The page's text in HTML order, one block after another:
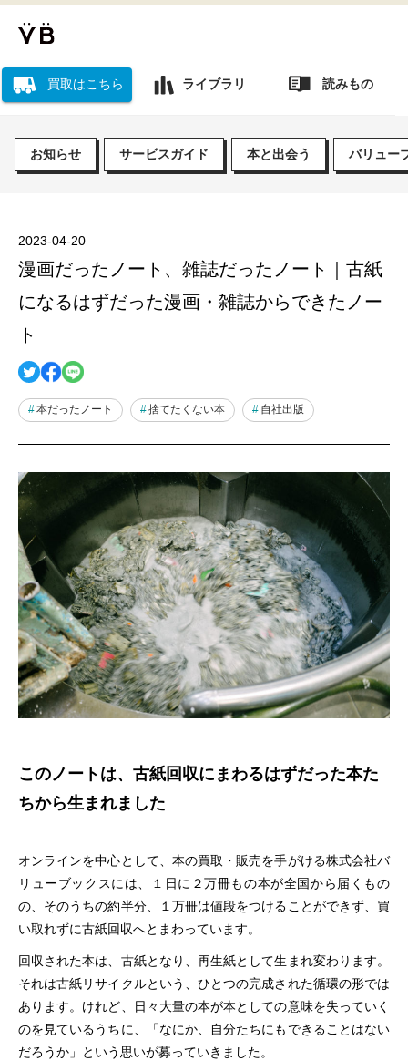
買取はこちら ライブラリ 読みもの
お知らせ サービスガイド 本と出会う バリュー
2023-04-20
漫画だったノート、雑誌だったノート｜古紙
になるはずだった漫画・雑誌からできたノー
ト
本だったノート 捨てたくない本 自社出版
このノートは、古紙回収にまわるはずだった本た
ちから生まれました
オンラインを中心として、本の買取・販売を手がける株式会社バ
リューブックスには、１日に２万冊もの本が全国から届くもの
の、そのうちの約半分、１万冊は値段をつけることができず、買
い取れずに古紙回収へとまわっています。
回収された本は、古紙となり、再生紙として生まれ変わります。
それは古紙リサイクルという、ひとつの完成された循環の形では
あります。けれど、日々大量の本が本としての意味を失っていく
のを見ているうちに、「なにか、自分たちにもできることはない
だろうか」という思いが募っていきました。